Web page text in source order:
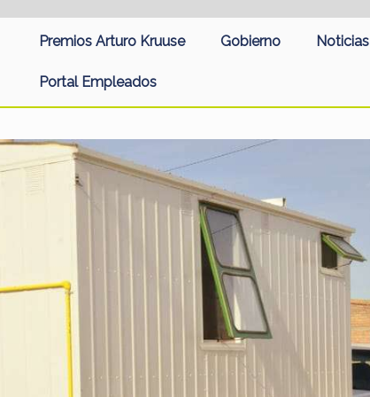
Premios Arturo Kruuse Gobierno Noticias
Portal Empleados